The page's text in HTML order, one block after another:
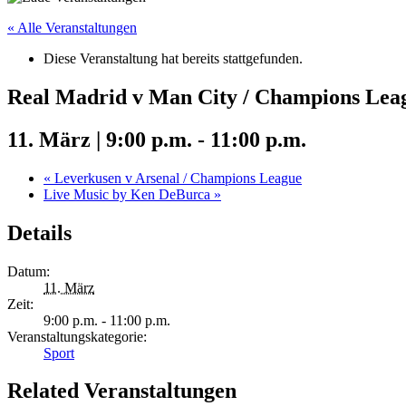
« Alle Veranstaltungen
Diese Veranstaltung hat bereits stattgefunden.
Real Madrid v Man City / Champions
11. März | 9:00 p.m. - 11:00 p.m.
« Leverkusen v Arsenal / Champions League
Live Music by Ken DeBurca »
Details
Datum:
11. März
Zeit:
9:00 p.m. - 11:00 p.m.
Veranstaltungskategorie:
Sport
Related Veranstaltungen